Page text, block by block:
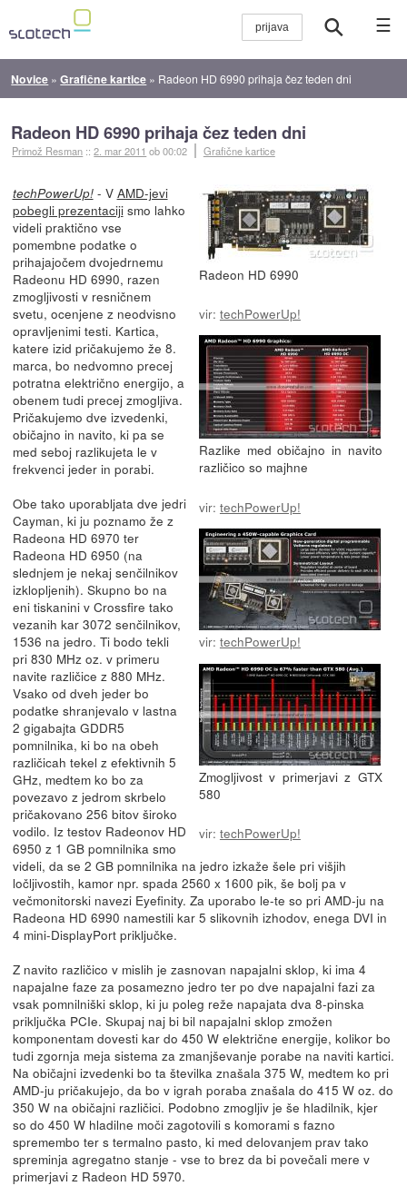
☰
Novice »Grafične kartice » Radeon HD 6990 prihaja čez teden dni
Radeon HD 6990 prihaja čez teden dni
Primož Resman ::2. mar 2011 ob 00:02 Grafične kartice
Radeon HD 6990
vir: techPowerUp!
Razlike med običajno in navito
različico so majhne
vir: techPowerUp!
vir: techPowerUp!
Zmogljivost v primerjavi z GTX
580
vir: techPowerUp!
techPowerUp!- V AMD-jevi
pobegli prezentacijismo lahko
videli praktično vse
pomembne podatke o
prihajajočem dvojedrnemu
Radeonu HD 6990, razen
zmogljivosti v resničnem
svetu, ocenjene z neodvisno
opravljenimi testi. Kartica,
katere izid pričakujemo že 8.
marca, bo nedvomno precej
potratna električno energijo, a
obenem tudi precej zmogljiva.
Pričakujemo dve izvedenki,
običajno in navito, ki pa se
med seboj razlikujeta le v
frekvenci jeder in porabi.
Obe tako uporabljata dve jedri
Cayman, ki ju poznamo že z
Radeona HD 6970 ter
Radeona HD 6950 (na
slednjem je nekaj senčilnikov
izklopljenih). Skupno bo na
eni tiskanini v Crossfire tako
vezanih kar 3072 senčilnikov,
1536 na jedro. Ti bodo tekli
pri 830 MHz oz. v primeru
navite različice z 880 MHz.
Vsako od dveh jeder bo
podatke shranjevalo v lastna
2 gigabajta GDDR5
pomnilnika, ki bo na obeh
različicah tekel z efektivnih 5
GHz, medtem ko bo za
povezavo z jedrom skrbelo
pričakovano 256 bitov široko
vodilo. Iz testov Radeonov HD
6950 z 1 GB pomnilnika smo
videli, da se 2 GB pomnilnika na jedro izkaže šele pri višjih
ločljivostih, kamor npr. spada 2560 x 1600 pik, še bolj pa v
večmonitorski navezi Eyefinity. Za uporabo le-te so pri AMD-ju na
Radeona HD 6990 namestili kar 5 slikovnih izhodov, enega DVI in
4 mini-DisplayPort priključke.
Z navito različico v mislih je zasnovan napajalni sklop, ki ima 4
napajalne faze za posamezno jedro ter po dve napajalni fazi za
vsak pomnilniški sklop, ki ju poleg reže napajata dva 8-pinska
priključka PCIe. Skupaj naj bi bil napajalni sklop zmožen
komponentam dovesti kar do 450 W električne energije, kolikor bo
tudi zgornja meja sistema za zmanjševanje porabe na naviti kartici.
Na običajni izvedenki bo ta številka znašala 375 W, medtem ko pri
AMD-ju pričakujejo, da bo v igrah poraba znašala do 415 W oz. do
350 W na običajni različici. Podobno zmogljiv je še hladilnik, kjer
so do 450 W hladilne moči zagotovili s komorami s fazno
spremembo ter s termalno pasto, ki med delovanjem prav tako
spreminja agregatno stanje - vse to brez da bi povečali mere v
primerjavi z Radeon HD 5970.